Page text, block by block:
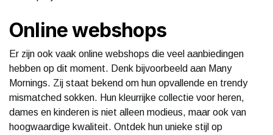
Online webshops
Er zijn ook vaak online webshops die veel aanbiedingen
hebben op dit moment. Denk bijvoorbeeld aan Many
Mornings. Zij staat bekend om hun opvallende en trendy
mismatched sokken. Hun kleurrijke collectie voor heren,
dames en kinderen is niet alleen modieus, maar ook van
hoogwaardige kwaliteit. Ontdek hun unieke stijl op